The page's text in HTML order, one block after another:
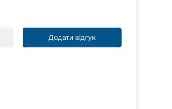
Додати відгук